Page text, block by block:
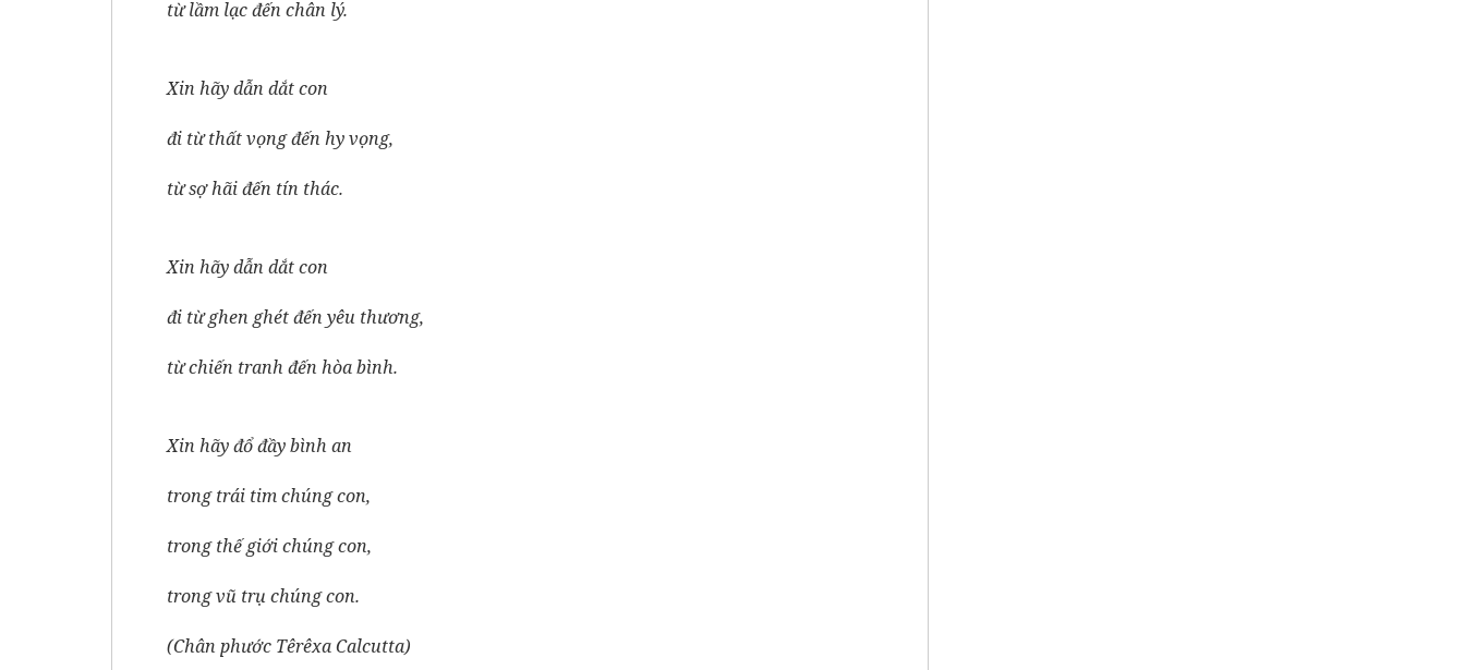
từ lầm lạc đến chân lý.
Xin hãy dẫn dắt con
đi từ thất vọng đến hy vọng,
từ sợ hãi đến tín thác.
Xin hãy dẫn dắt con
đi từ ghen ghét đến yêu thương,
từ chiến tranh đến hòa bình.
Xin hãy đổ đầy bình an
trong trái tim chúng con,
trong thế giới chúng con,
trong vũ trụ chúng con.
(Chân phước Têrêxa Calcutta)